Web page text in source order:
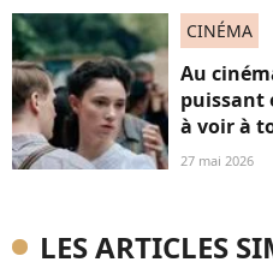
CINÉMA
Au
puissant
à voir à
27 mai 2026
LES ARTICLES